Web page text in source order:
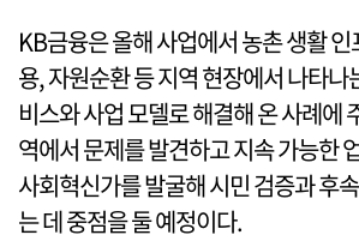
KB금융은 올해 사업에서 농촌 생활
용, 자원순환 등 지역 현장에서 나타나
비스와 사업 모델로 해결해 온 사례에
역에서 문제를 발견하고 지속 가능한
사회혁신가를 발굴해 시민 검증과 후
는 데 중점을 둘 예정이다.